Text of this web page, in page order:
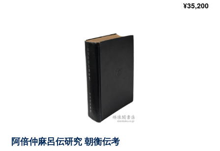
¥35,200
阿倍仲麻呂伝研究 朝衡伝考